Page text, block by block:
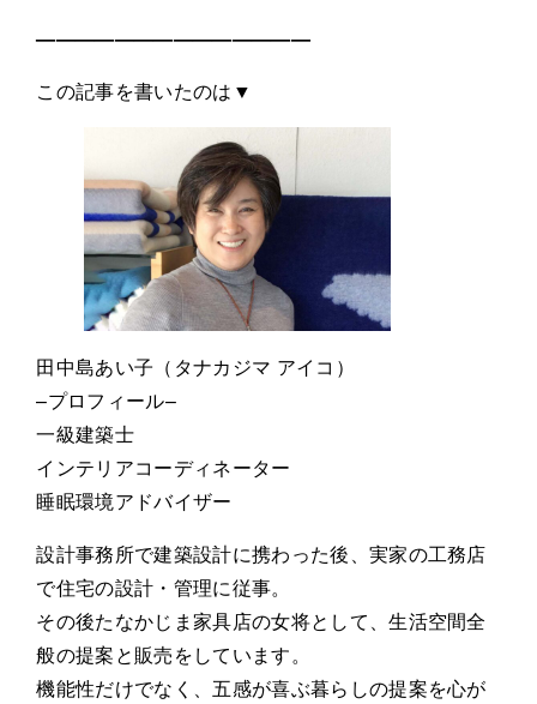
——————————————
この記事を書いたのは▼
田中島あい子（タナカジマ アイコ）
–プロフィール–
一級建築士
インテリアコーディネーター
睡眠環境アドバイザー
設計事務所で建築設計に携わった後、実家の工務店
で住宅の設計・管理に従事。
その後たなかじま家具店の女将として、生活空間全
般の提案と販売をしています。
機能性だけでなく、五感が喜ぶ暮らしの提案を心が